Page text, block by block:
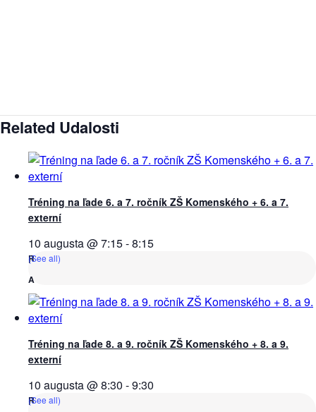
Related Udalosti
Tréning na ľade 6. a 7. ročník ZŠ Komenského + 6. a 7.
externí
10 augusta @ 7:15-8:15
(See all)
Tréning na ľade 8. a 9. ročník ZŠ Komenského + 8. a 9.
externí
10 augusta @ 8:30 -9:30
(See all)